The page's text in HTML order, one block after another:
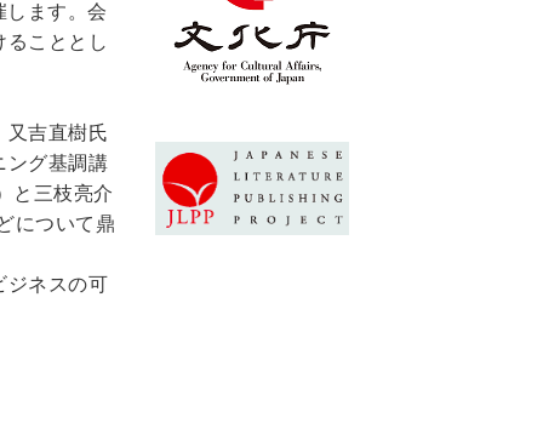
ます。会
ることとし
又吉直樹氏
ング基調講
と三枝亮介
について鼎
ジネスの可